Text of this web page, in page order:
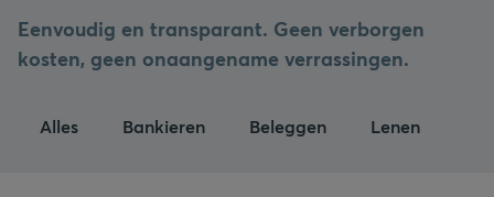
Eenvoudig en transparant. Geen verborgen
kosten, geen onaangename verrassingen.
Alles Bankieren Beleggen Lenen